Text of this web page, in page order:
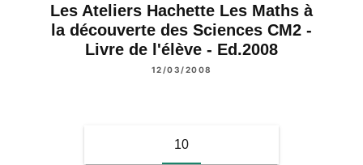
Les Ateliers Hachette Les Maths à
la découverte des Sciences CM2 -
Livre de l'élève - Ed.2008
12/03/2008
10